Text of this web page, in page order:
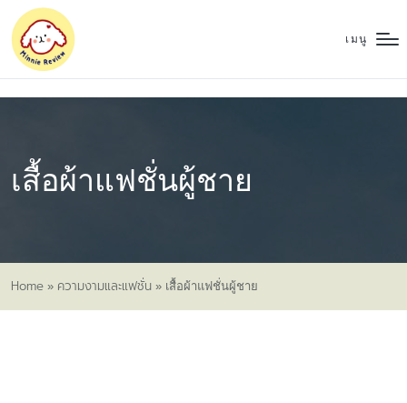
เมนู
เสื้อผ้าแฟชั่นผู้ชาย
Home » ความงามและแฟชั่น » เสื้อผ้าแฟชั่นผู้ชาย